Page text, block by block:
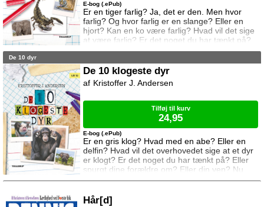
Er en tiger farlig? Ja, det er den. Men hvor
farlig? Og hvor farlig er en slange? Eller en
hjort? Kan en ko være farlig? Hvad vil det sige
at være farlig? Er det noget du har tænkt på?
Eller spurgt dine forældre om? Eller din ven?
De 10 farligste dyr i verden.
E-bog (.ePub)
De 10 dyr
De 10 klogeste dyr
Er en gris klog? Hvad med en abe? Eller en
delfin? Hvad vil det overhovedet sige at et dyr
er klogt? Er det noget du har tænkt på? Eller
spurgt dine forældre om? Eller din ven? Nu
kan du få svaret i denne bog. For her er: De
E-bog (.ePub)
Kristoffer J. Andersen
Tilføj til kurv
24,95
Hår[d]